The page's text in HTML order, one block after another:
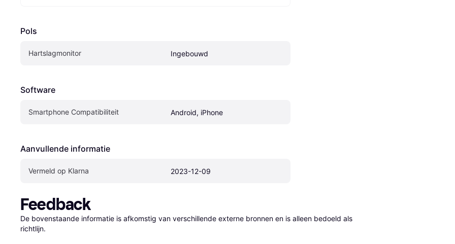
Pols
Hartslagmonitor Ingebouwd
Software
Smartphone Compatibiliteit Android, iPhone
Aanvullende informatie
Vermeld op Klarna 2023-12-09
Feedback
De bovenstaande informatie is afkomstig van verschillende externe bronnen en is alleen bedoeld als
richtlijn.